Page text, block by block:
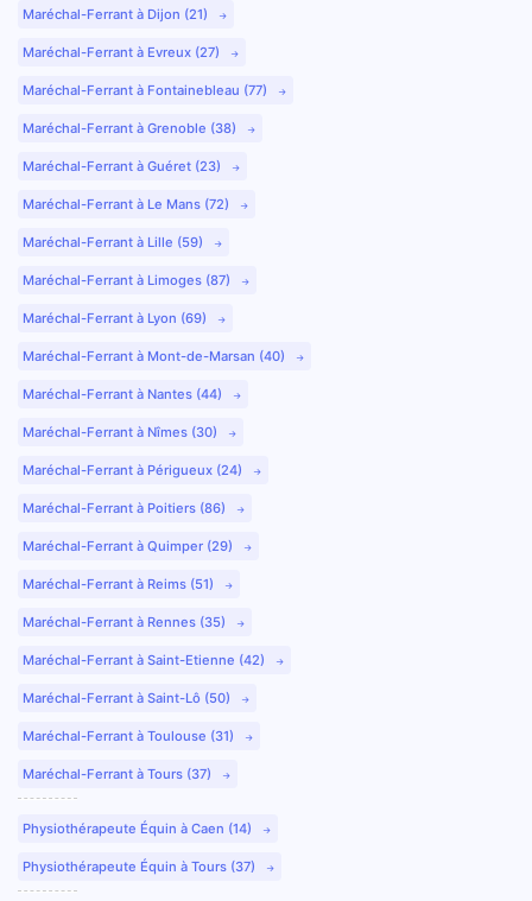
Maréchal-Ferrant à Dijon (21)
Maréchal-Ferrant à Evreux (27)
Maréchal-Ferrant à Fontainebleau (77)
Maréchal-Ferrant à Grenoble (38)
Maréchal-Ferrant à Guéret (23)
Maréchal-Ferrant à Le Mans (72)
Maréchal-Ferrant à Lille (59)
Maréchal-Ferrant à Limoges (87)
Maréchal-Ferrant à Lyon (69)
Maréchal-Ferrant à Mont-de-Marsan (40)
Maréchal-Ferrant à Nantes (44)
Maréchal-Ferrant à Nîmes (30)
Maréchal-Ferrant à Périgueux (24)
Maréchal-Ferrant à Poitiers (86)
Maréchal-Ferrant à Quimper (29)
Maréchal-Ferrant à Reims (51)
Maréchal-Ferrant à Rennes (35)
Maréchal-Ferrant à Saint-Etienne (42)
Maréchal-Ferrant à Saint-Lô (50)
Maréchal-Ferrant à Toulouse (31)
Maréchal-Ferrant à Tours (37)
Physiothérapeute Équin à Caen (14)
Physiothérapeute Équin à Tours (37)